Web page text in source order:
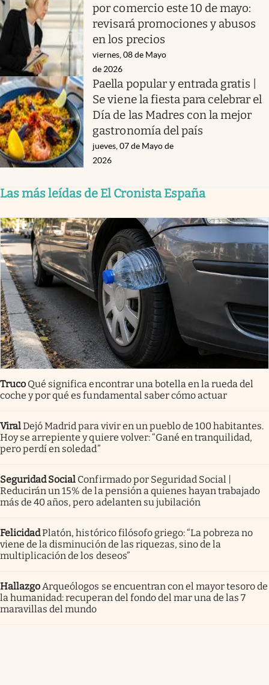
por comercio este 10 de mayo:
revisará promociones y abusos
en los precios
viernes, 08 de Mayo
de 2026
Paella popular y entrada gratis |
Se viene la fiesta para celebrar el
Día de las Madres con la mejor
gastronomía del país
jueves, 07 de Mayo de
2026
Las más leídas de El Cronista España
Truco Qué significa encontrar una botella en la rueda del
coche y por qué es fundamental saber cómo actuar
ViralDejó Madrid para vivir en un pueblo de 100 habitantes.
Hoy se arrepiente y quiere volver: “Gané en tranquilidad,
pero perdí en soledad”
Seguridad Social Confirmado por Seguridad Social |
Reducirán un 15% de la pensión a quienes hayan trabajado
más de 40 años, pero adelanten su jubilación
FelicidadPlatón, histórico filósofo griego: “La pobreza no
viene de la disminución de las riquezas, sino de la
multiplicación de los deseos”
Hallazgo Arqueólogos se encuentran con el mayor tesoro de
la humanidad: recuperan del fondo del mar una de las 7
maravillas del mundo